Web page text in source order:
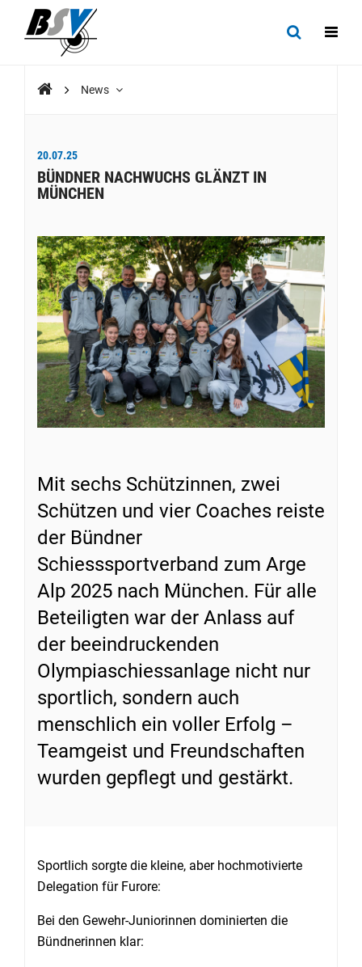
News
20.07.25
BÜNDNER NACHWUCHS GLÄNZT IN
MÜNCHEN
Mit sechs Schützinnen, zwei
Schützen und vier Coaches reiste
der Bündner
Schiesssportverband zum Arge
Alp 2025 nach München. Für alle
Beteiligten war der Anlass auf
der beeindruckenden
Olympiaschiessanlage nicht nur
sportlich, sondern auch
menschlich ein voller Erfolg –
Teamgeist und Freundschaften
wurden gepflegt und gestärkt.
Sportlich sorgte die kleine, aber hochmotivierte
Delegation für Furore:
Bei den Gewehr-Juniorinnen dominierten die
Bündnerinnen klar: